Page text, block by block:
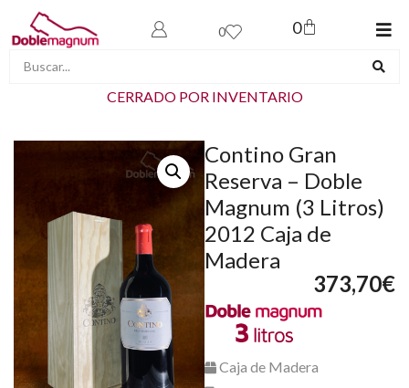
0 0
CERRADO POR INVENTARIO
Contino Gran
Reserva – Doble
Magnum (3 Litros)
2012 Caja de
Madera
373,70€
Caja de Madera